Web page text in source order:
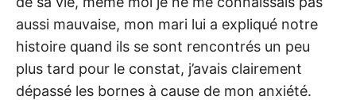
aussi mauvaise, mon mari lui a expliqué notre
histoire quand ils se sont rencontrés un peu
plus tard pour le constat, j’avais clairement
dépassé les bornes à cause de mon anxiété.